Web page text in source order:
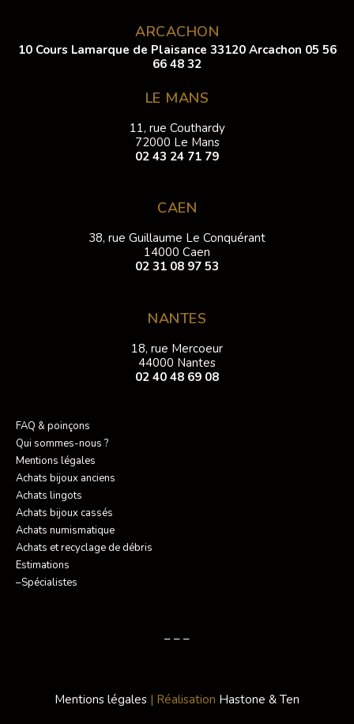
ARCACHON
10 Cours Lamarque de Plaisance 33120 Arcachon 05 56
66 48 32
LE MANS
11, rue Couthardy
72000 Le Mans
02 43 24 71 79
CAEN
38, rue Guillaume Le Conquérant
14000 Caen
02 31 08 97 53
NANTES
18, rue Mercoeur
44000 Nantes
02 40 48 69 08
FAQ & poinçons
Qui sommes-nous ?
Mentions légales
Achats bijoux anciens
Achats lingots
Achats bijoux cassés
Achats numismatique
Achats et recyclage de débris
Estimations
–Spécialistes
– – –
Mentions légales | Réalisation Hastone & Ten